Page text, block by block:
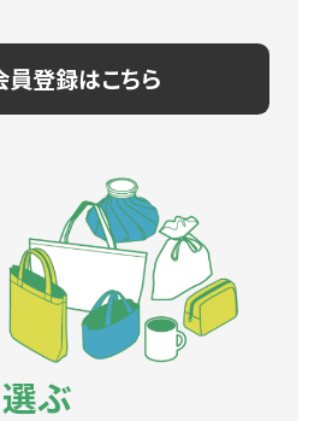
登録はこちら
ぶ